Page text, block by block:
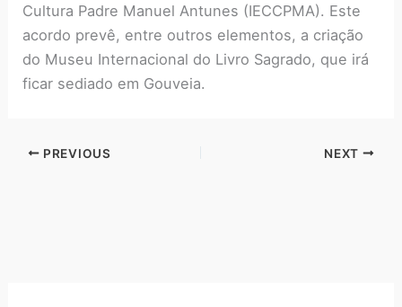
Cultura Padre Manuel Antunes (IECCPMA). Este
acordo prevê, entre outros elementos, a criação
do Museu Internacional do Livro Sagrado, que irá
ficar sediado em Gouveia.
PREVIOUS NEXT